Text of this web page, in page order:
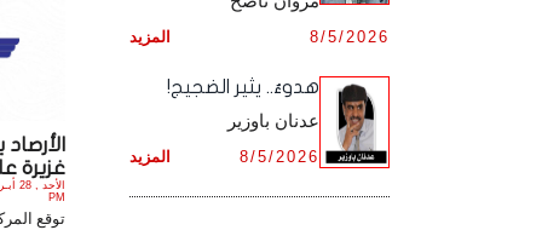
غزيرة
PM
توقع
أرشيف شهر ديـسـمـبـر ,
أرشيف شهر نـوفـمـبـر ,
أرشيف شهر ديـسـمـبـر ,
المزيد 8/5/2026
هدوءٌ.. يثير الضجيج!
عدنان باوزير
المزيد 8/5/2026